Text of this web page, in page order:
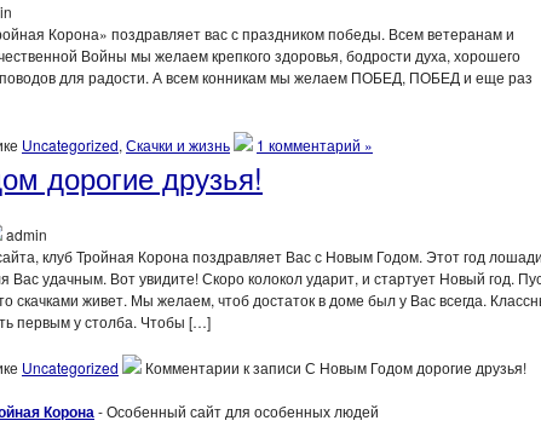
Корона» поздравляет вас с праздником победы. Всем ветеранам и
Войны мы желаем крепкого здоровья, бодрости духа, хорошего
для радости. А всем конникам мы желаем ПОБЕД, ПОБЕД и еще раз
Uncategorized, Скачки и жизнь 1 комментарий »
дорогие друзья!
admin
клуб Тройная Корона поздравляет Вас с Новым Годом. Этот год лошади
Вас удачным. Вот увидите! Скоро колокол ударит, и стартует Новый год.
скачками живет. Мы желаем, чтоб достаток в доме был у Вас всегда.
первым у столба. Чтобы […]
Uncategorized Комментарии к записи С Новым Годом дорогие друзья!
Корона- Особенный сайт для особенных людей